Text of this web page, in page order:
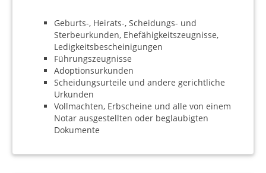
Geburts-, Heirats-, Scheidungs- und
Sterbeurkunden, Ehefähigkeitszeugnisse,
Ledigkeitsbescheinigungen
Führungszeugnisse
Adoptionsurkunden
Scheidungsurteile und andere gerichtliche
Urkunden
Vollmachten, Erbscheine und alle von einem
Notar ausgestellten oder beglaubigten
Dokumente